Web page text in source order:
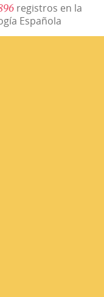
96registros en la
Española